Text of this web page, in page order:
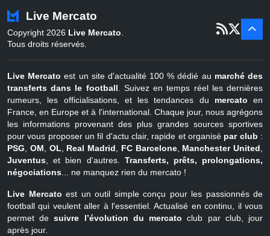
Belgique
juil - 31
Live Mercato
Copyright 2026 Live Mercato.
Tous droits réservés.
Live Mercato est un site d'actualité 100 % dédié au marché des
transferts dans le football. Suivez en temps réel les dernières
rumeurs, les officialisations, et les tendances du mercato en
France, en Europe et à l'international. Chaque jour, nous agrégons
les informations provenant des plus grandes sources sportives
pour vous proposer un fil d'actu clair, rapide et organisé par club :
PSG, OM, OL, Real Madrid, FC Barcelone, Manchester United,
Juventus, et bien d'autres. Transferts, prêts, prolongations,
négociations... ne manquez rien du mercato !
Live Mercato est un outil simple conçu pour les passionnés de
football qui veulent aller à l'essentiel. Actualisé en continu, il vous
permet desuivre l’évolution du mercato club par club, jour
après jour.